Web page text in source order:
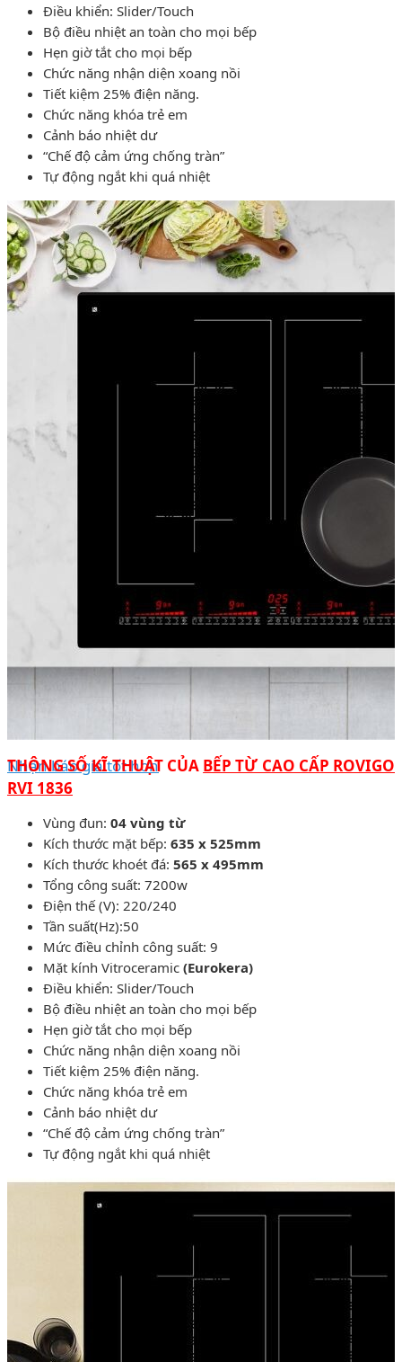
Ðiều khiển: Slider/Touch
Bộ điều nhiệt an toàn cho mọi bếp
Hẹn giờ tắt cho mọi bếp
Chức năng nhận diện xoang nồi
Tiết kiệm 25% điện năng.
Chức năng khóa trẻ em
Cảnh báo nhiệt dư
“Chế độ cảm ứng chống tràn”
Tự động ngắt khi quá nhiệt
Nhận báo giá tốt hơn
THÔNG SỐ KĨ THUẬT CỦA BẾP TỪ CAO CẤP ROVIGO
RVI 1836
Vùng đun: 04 vùng từ
Kích thước mặt bếp: 635 x 525mm
Kích thước khoét đá: 565 x 495mm
Tổng công suất: 7200w
Điện thế (V): 220/240
Tần suất(Hz):50
Mức điều chỉnh công suất: 9
Mặt kính Vitroceramic (Eurokera)
Ðiều khiển: Slider/Touch
Bộ điều nhiệt an toàn cho mọi bếp
Hẹn giờ tắt cho mọi bếp
Chức năng nhận diện xoang nồi
Tiết kiệm 25% điện năng.
Chức năng khóa trẻ em
Cảnh báo nhiệt dư
“Chế độ cảm ứng chống tràn”
Tự động ngắt khi quá nhiệt